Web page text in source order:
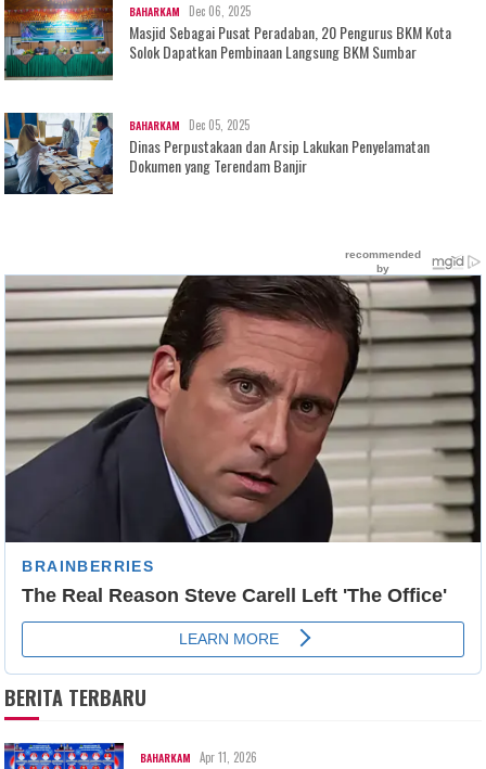
BAHARKAM Dec 06, 2025
Masjid Sebagai Pusat Peradaban, 20 Pengurus BKM Kota
Solok Dapatkan Pembinaan Langsung BKM Sumbar
BAHARKAM Dec 05, 2025
Dinas Perpustakaan dan Arsip Lakukan Penyelamatan
Dokumen yang Terendam Banjir
BERITA TERBARU
BAHARKAM Apr 11, 2026